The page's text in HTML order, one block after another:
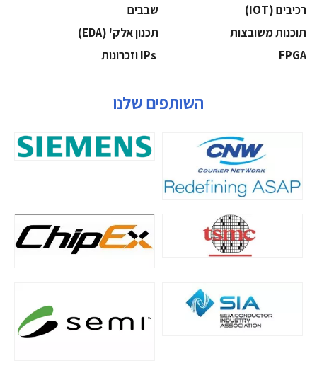
‫רכיבים‬ (IOT)
‫שבבים‬
‫תוכנות משובצות‬
‫תכנון אלק' (‪(EDA‬‬
‫‪FPGA‬‬
השותפים שלנו